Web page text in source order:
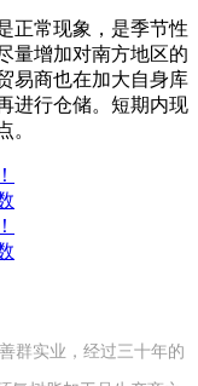
常现象，是季节性
量增加对南方地区的
易商也在加大自身库
进行仓储。短期内现
。
群实业，经过三十年的